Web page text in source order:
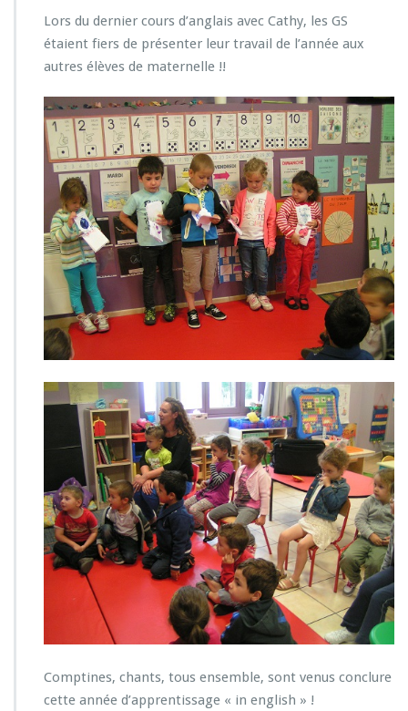
r
n
a
s
d
è
s
l
a
m
a
t
n
e
l
l
e
Lors du dernier cours d’anglais avec Cathy, les GS
étaient fiers de présenter leur travail de l’année aux
autres élèves de maternelle !!
Comptines, chants, tous ensemble, sont venus conclure
cette année d’apprentissage « in english » !